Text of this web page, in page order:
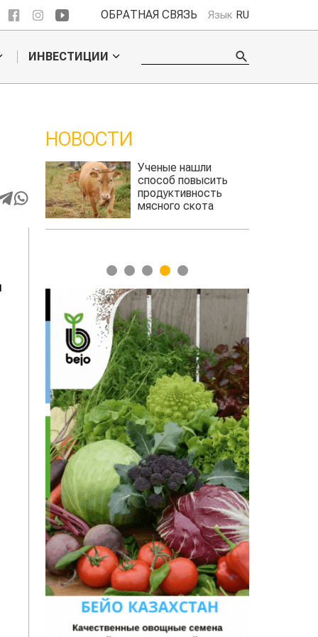
ОБРАТНАЯ СВЯЗЬ Язык RU
ИНВЕСТИЦИИ
НОВОСТИ
Кто успел, тот и
съел: новые правила
выдачи агросубсидий
1 2 3 4 5